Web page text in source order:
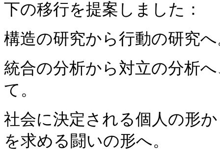
下の移行を提案しました：
構造の研究から行動の研究
統合の分析から対立の分析
て。
社会に決定される個人の形
を求める闘いの形へ。